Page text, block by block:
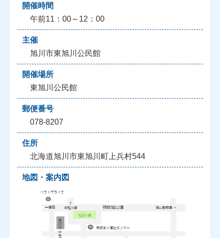
開催時間
午前11：00～12：00
主催
旭川市東旭川公民館
開催場所
東旭川公民館
郵便番号
078-8207
住所
北海道旭川市東旭川町上兵村544
地図・案内図